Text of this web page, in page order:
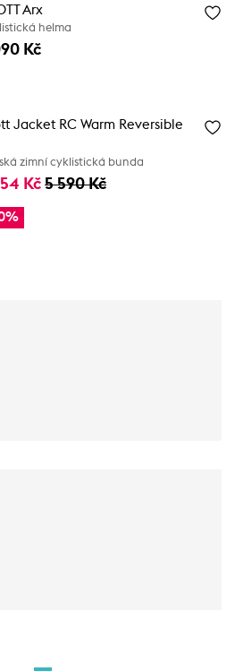
Arx
helma
Kč
Jacket RC Warm Reversible
zimní cyklistická bunda
Kč 5 590 Kč